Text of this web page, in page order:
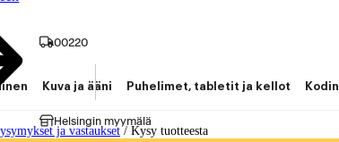
00220
Helsingin myymälä
Kuva ja ääni Puhelimet, tabletit ja kellot
ja vastaukset/ Kysy tuotteesta